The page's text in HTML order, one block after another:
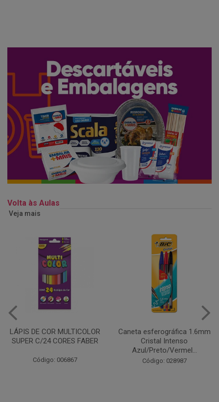
Volta às Aulas
Veja mais
Caneta esferográfica 1.6mm
Cristal Intenso
Código: 028987
COLA EM BASTÃO 40G - LEO
& LEO
Código: 028164